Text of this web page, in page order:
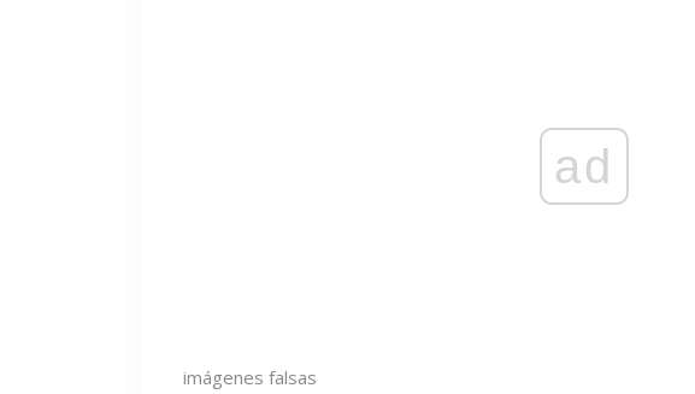
ad
imágenes falsas